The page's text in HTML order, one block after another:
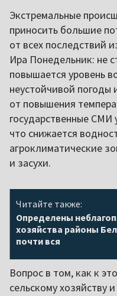
Экстремальные
приносить большие
от всех последствий
Ира Понедельник: не
повышается уровень
неустойчивой погоды
от повышения
государственные СМИ
что снижается
агроклиматические
и засухи.
Читайте также:
Определены
хозяйства районы
почти вся
Вопрос в том, как к
сельскому хозяйству